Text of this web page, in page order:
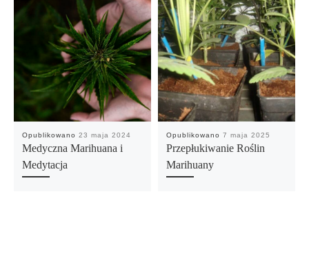
Opublikowano 23 maja 2024
Medyczna Marihuana i
Medytacja
Opublikowano 7 maja 2025
Przepłukiwanie Roślin
Marihuany